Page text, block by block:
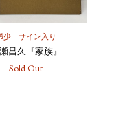
少 サイン入り
昌久『家族』
Sold Out